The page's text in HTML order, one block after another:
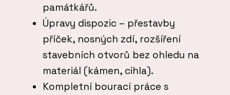
památkářů.
Úpravy dispozic – přestavby
příček, nosných zdí, rozšíření
stavebních otvorů bez ohledu na
materiál (kámen, cihla).
Kompletní bourací práce s